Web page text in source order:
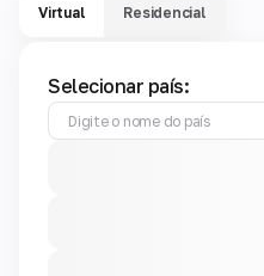
Virtual Residencial
Selecionar país: